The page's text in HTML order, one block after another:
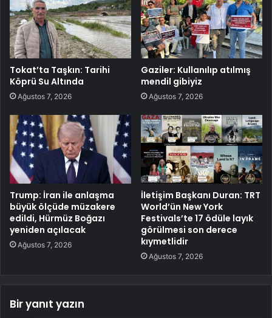
Tokat’ta Taşkın: Tarihi
Köprü Su Altında
Ağustos 7, 2026
Gaziler: Kullanılıp atılmış
mendil gibiyiz
Ağustos 7, 2026
Trump: İran ile anlaşma
büyük ölçüde müzakere
edildi, Hürmüz Boğazı
yeniden açılacak
Ağustos 7, 2026
İletişim Başkanı Duran: TRT
World’ün New York
Festivals’te 17 ödüle layık
görülmesi son derece
kıymetlidir
Ağustos 7, 2026
Bir yanıt yazın